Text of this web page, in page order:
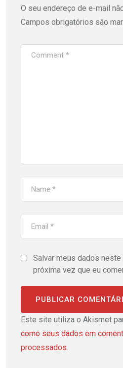
O seu endereço de e-mail
Campos obrigatórios são
Salvar meus dados neste
próxima vez que eu
Este site utiliza o Akismet
como seus dados em
processados.